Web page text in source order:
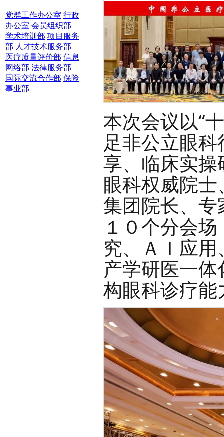
党群工作办公室 行政
办公室 会员组织部
学术培训部 项目服务
部 人才技术服务部
医疗质量评价部 信息
网络部 法律服务部
国际交流合作部 保险
事业部
本次会议以“
足非公立眼
享、临床实
眼科权威院
集团院长、
１０个分会
究、ＡＩ应
产学研医一
构眼科诊疗